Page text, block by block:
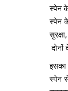
स्पेन
स्पेन
इसका
स्पेन